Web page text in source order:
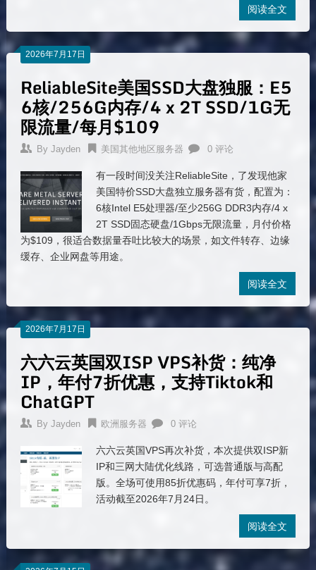
阅读全文
2026年7月17日
ReliableSite美国SSD大盘独服：E5
6核/256G内存/4 x 2T SSD/1G无
限流量/每月$109
By Jayden 美国其他地区服务器 0 评论
有一段时间没关注ReliableSite，了发现他家
美国特价SSD大盘独立服务器有货，配置为：
6核Intel E5处理器/至少256G DDR3内存/4 x
2T SSD固态硬盘/1Gbps无限流量，月付价格
为$109，很适合数据量吞吐比较大的场景，如文件转存、边缘
缓存、企业网盘等用途。
阅读全文
2026年7月17日
六六云英国双ISP VPS补货：纯净
IP，年付7折优惠，支持Tiktok和
ChatGPT
By Jayden 欧洲服务器 0 评论
六六云英国VPS再次补货，本次提供双ISP新
IP和三网大陆优化线路，可选普通版与高配
版。全场可使用85折优惠码，年付可享7折，
活动截至2026年7月24日。
阅读全文